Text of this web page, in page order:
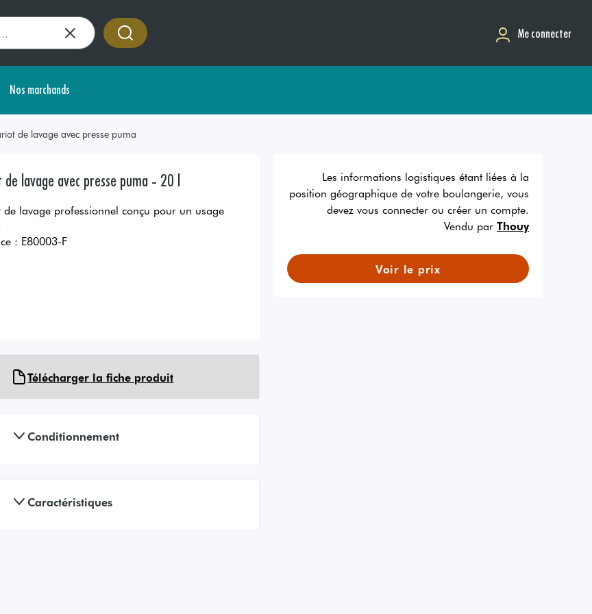
Me connecter
Nos marchands
de lavage avec presse puma
de lavage avec presse puma - 20 l
lavage professionnel conçu pour un usage
: E80003-F
Les informations logistiques étant liées à la
position géographique de votre boulangerie, vous
devez vous connecter ou créer un compte.
Vendu par Thouy
Voir le prix
Télécharger la fiche produit
Conditionnement
Caractéristiques